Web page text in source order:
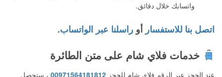
واتسابك خلال دقائق.
اتصل بنا للاستفسار أو راسلنا عبر الواتساب.
خدمات فلاي شام على متن الطائرة
عند الحجز عبر الرقم فلاي شام للحجز 00971564181812 ، ستحصل